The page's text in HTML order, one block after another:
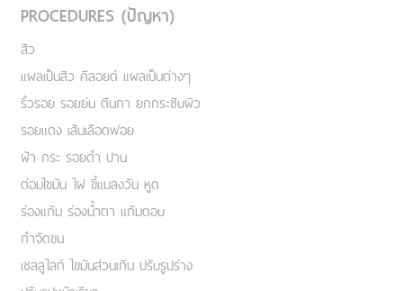
PROCEDURES (ปัญหา)
สิว
แผลเป็นสิว คีลอยด์ แผลเป็นต่างๆ
ริ้วรอย รอยย่น ตีนกา ยกกระชับผิว
รอยแดง เส้นเลือดฟอย
ฝ้า กระ รอยดำ ปาน
ต่อมไขมัน ไฝ ขี้แมลงวัน หูด
ร่องแก้ม ร่องน้ำตา แก้มตอบ
กำจัดขน
เชลลูไลท์ ไขมันส่วนเกิน ปรับรูปร่าง